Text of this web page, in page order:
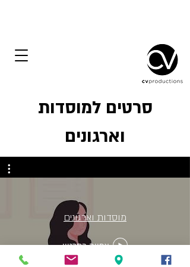
סרטים למוסדות
וארגונים
מוסדות וארגונים
צפייה בסרטון